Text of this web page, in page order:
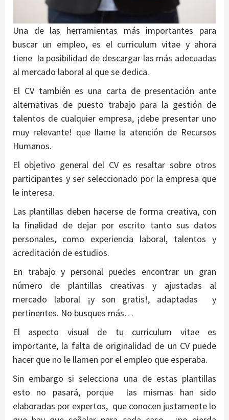
Una de las herramientas más importantes para
buscar un empleo, es el curriculum vitae y ahora
tiene la posibilidad de descargar las más adecuadas
al mercado laboral al que se dedica.
El CV también es una carta de presentación ante
alternativas de puesto trabajo para la gestión de
talentos de cualquier empresa, ¡debe presentar uno
muy relevante! que llame la atención de Recursos
Humanos.
El objetivo general del CV es resaltar sobre otros
participantes y ser seleccionado por la empresa que
le interesa.
Las plantillas deben hacerse de forma creativa, con
la finalidad de dejar por escrito tanto sus datos
personales, como experiencia laboral, talentos y
acreditación de estudios.
En trabajo y personal puedes encontrar un gran
número de plantillas creativas y ajustadas al
mercado laboral ¡y son gratis!, adaptadas y
pertinentes. No busques más…
El aspecto visual de tu curriculum vitae es
importante, la falta de originalidad de un CV puede
hacer que no le llamen por el empleo que esperaba.
Sin embargo si selecciona una de estas plantillas
esto no pasará, porque las mismas han sido
elaboradas por expertos, que conocen justamente lo